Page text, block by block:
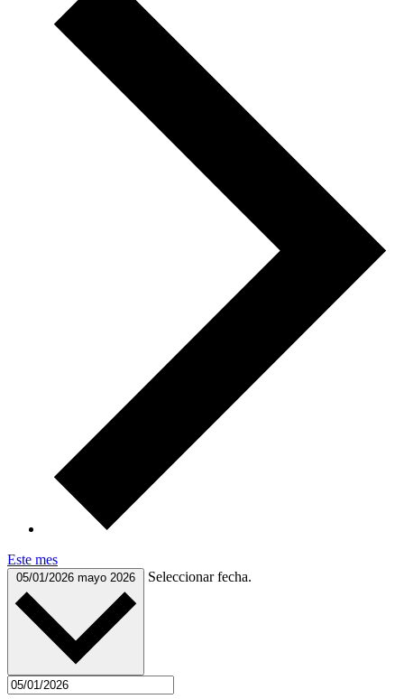
Este mes
05/01/2026 mayo 2026 Seleccionar fecha.